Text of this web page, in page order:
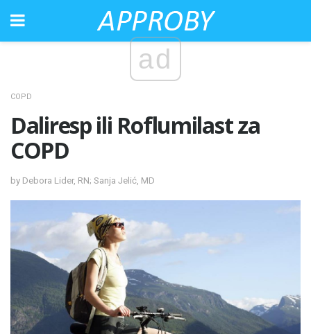
ad
COPD
Daliresp ili Roflumilast za
COPD
by Debora Lider, RN; Sanja Jelić, MD